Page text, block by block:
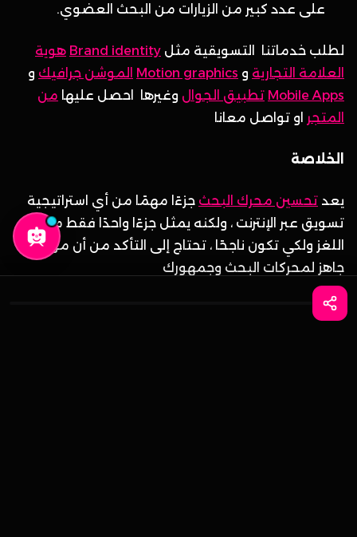
على عدد كبير من الزيارات من البحث العضوي.
لطلب خدماتنا التسويقية مثل Brand identity هوية
العلامة التجارية و Motion graphics الموشن جرافيك و
Mobile Apps تطبيق الجوال وغيرها احصل عليها من
المتجر او تواصل معانا
الخلاصة
يعد تحسين محرك البحث جزءًا مهمًا من أي استراتيجية
تسويق عبر الإنترنت ، ولكنه يمثل جزءًا واحدًا فقط من
اللغز ولكي تكون ناجحًا ، تحتاج إلى التأكد من أن موقعك
جاهز لمحركات البحث وجمهورك